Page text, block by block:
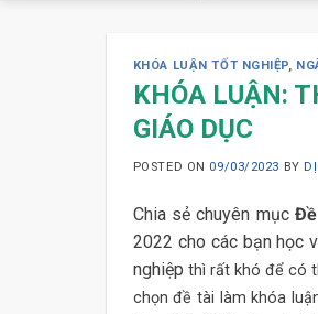
KHÓA LUẬN TỐT NGHIỆP,
KHÓA LUẬN:
GIÁO DỤC
POSTED ON 09/03/2023 BY
Chia sẻ chuyên mục
2022 cho các bạn học
nghiệp thì rất khó để có
chọn đề tài làm khóa